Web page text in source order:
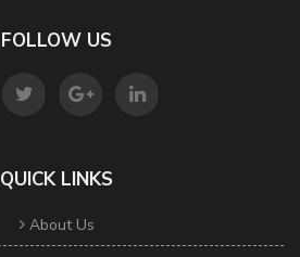
FOLLOW US
QUICK LINKS
About Us